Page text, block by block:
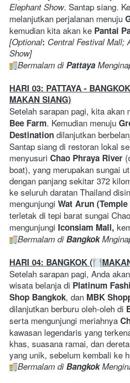
Elephant Show. Santap siang.
melanjutkan perjalanan menuju
kemudian kita akan ke Pantai
[Optional: Central Festival Mall;
Show]
Bermalam di Pattaya
HARI 03: PATTAYA -
MAKAN SIANG)
Setelah sarapan pagi, kita akan
Bee Farm. Kemudian menuju
Destination dilanjutkan
Santap siang di restoran lokal
menyusuri Chao Phraya River
boat), yang merupakan sungai
dengan panjang sekitar 372
ke seluruh daratan Thailand
mengunjungi Wat Arun
terletak di tepi barat sungai
mengunjungi Iconsiam Mall,
Bermalam di Bangkok
HARI 04: BANGKOK (
Setelah sarapan pagi, Anda
wisata belanja di Platinum
Shop Bangkok, dan MBK
dilanjutkan berburu oleh-oleh di
serta mengunjungi meriahnya
kawasan legendaris yang
khas, suasana ramai, dan
yang unik, sebelum kembali ke
Bermalam di Bangkok